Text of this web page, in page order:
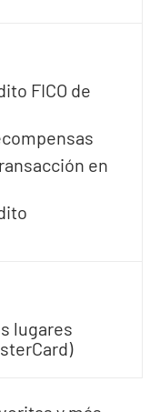
FICO de
en
lugares